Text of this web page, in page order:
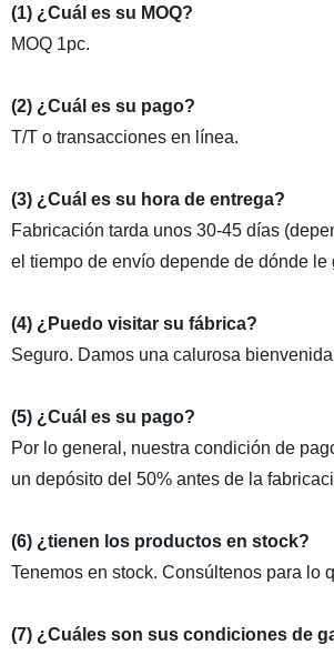
(1) ¿Cuál es su MOQ?
MOQ 1pc.
(2) ¿Cuál es su pago?
T/T o transacciones en línea.
(3) ¿Cuál es su hora de entrega?
Fabricación tarda unos 30-45 días
el tiempo de envío depende de dónde
(4) ¿Puedo visitar su fábrica?
Seguro. Damos una calurosa
(5) ¿Cuál es su pago?
Por lo general, nuestra condición de
un depósito del 50% antes de la
(6) ¿tienen los productos en stock?
Tenemos en stock. Consúltenos para lo
(7) ¿Cuáles son sus condiciones de